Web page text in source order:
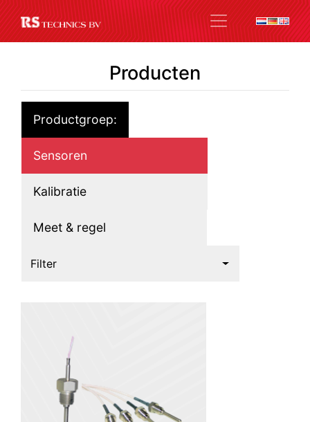
Producten
Productgroep:
Sensoren
Kalibratie
Meet & regel
Filter